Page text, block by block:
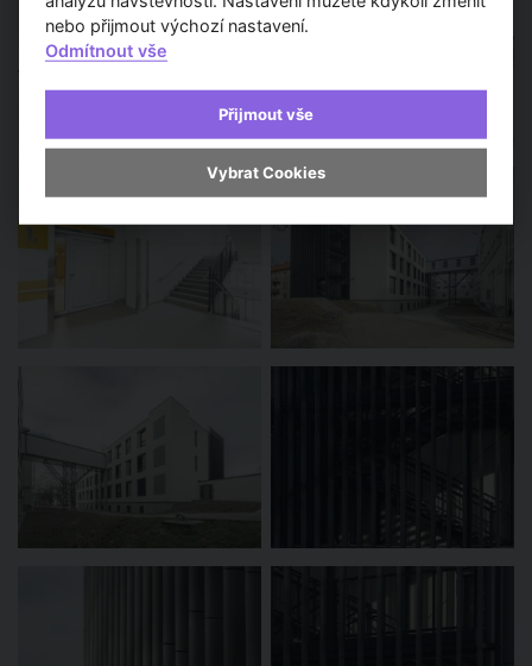
nebo přijmout výchozí nastavení.
Odmítnout vše
Přijmout vše
Vybrat Cookies